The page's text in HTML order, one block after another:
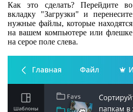
Как это сделать? Перейдите во
вкладку "Загрузки" и перенесите
нужные файлы, которые находятся
на вашем компьютере или флешке
на серое поле слева.